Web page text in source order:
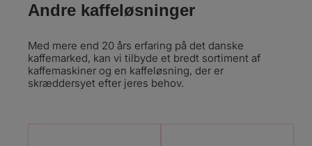
Andre kaffeløsninger
Med mere end 20 års erfaring på det danske
kaffemarked, kan vi tilbyde et bredt sortiment af
kaffemaskiner og en kaffeløsning, der er
skræddersyet efter jeres behov.